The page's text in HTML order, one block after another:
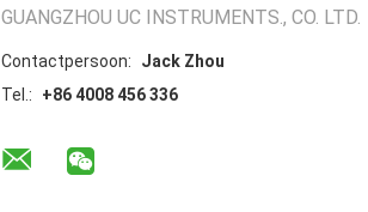
GUANGZHOU UC INSTRUMENTS., CO. LTD.
Contactpersoon:
Jack Zhou
Tel.:
+86 4008 456 336